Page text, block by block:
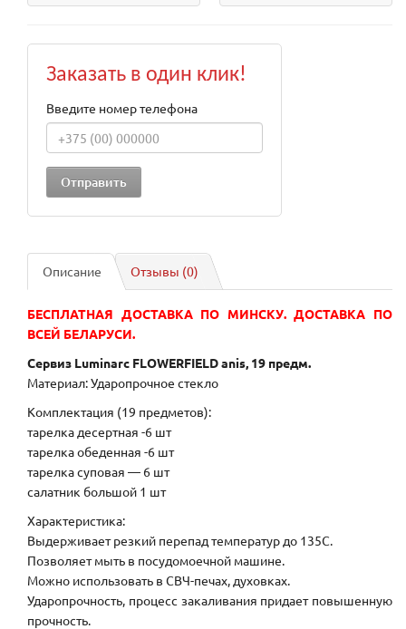
Заказать в один клик!
Введите номер телефона
Описание Отзывы (0)
БЕСПЛАТНАЯ ДОСТАВКА ПО МИНСКУ. ДОСТАВКА ПО
ВСЕЙ БЕЛАРУСИ.
Сервиз Luminarc FLOWERFIELD anis, 19 предм.
Материал: Ударопрочное стекло
Комплектация (19 предметов):
тарелка десертная -6 шт
тарелка обеденная -6 шт
тарелка суповая — 6 шт
салатник большой 1 шт
Характеристика:
Выдерживает резкий перепад температур до 135С.
Позволяет мыть в посудомоечной машине.
Можно использовать в СВЧ-печах, духовках.
Ударопрочность, процесс закаливания придает повышенную
прочность.